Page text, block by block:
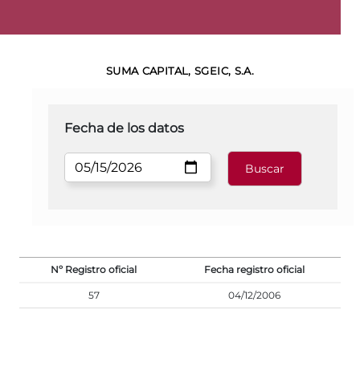
SUMA CAPITAL, SGEIC, S.A.
Fecha de los datos
Nº Registro oficial Fecha registro oficial
57 04/12/2006